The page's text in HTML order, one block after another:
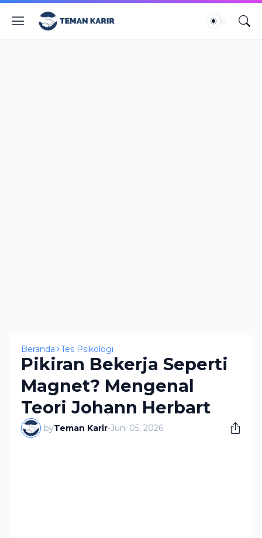
Beranda Tes Psikologi
Pikiran Bekerja Seperti
Magnet? Mengenal
Teori Johann Herbart
byTeman Karir-Juni 05, 2026